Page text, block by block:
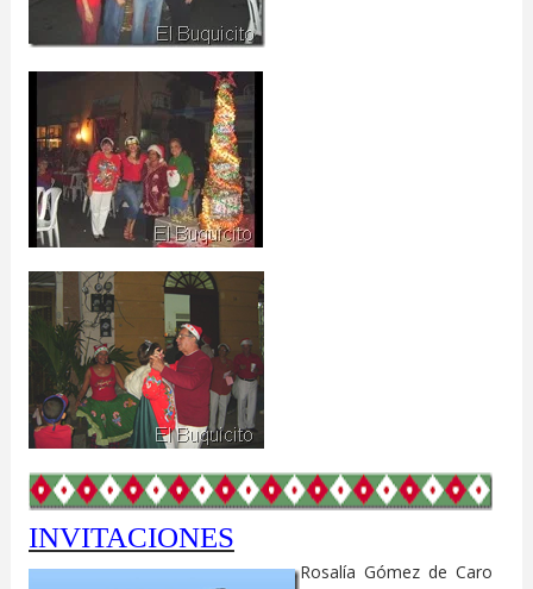
INVITACIONES
Rosalía Gómez de Caro